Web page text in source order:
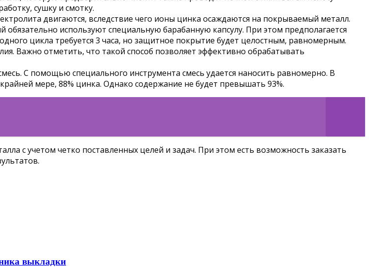
сушку и смотку.
двигаются, вследствие чего ионы цинка осаждаются на покрываемый металл.
используют специальную барабанную капсулу. При этом предполагается
цикла требуется 3 часа, но защитное покрытие будет целостным, равномерным.
Важно отметить, что такой способ позволяет эффективно обрабатывать
С помощью специального инструмента смесь удается наносить равномерно. В
мере, 88% цинка. Однако содержание не будет превышать 93%.
с учетом четко поставленных целей и задач. При этом есть возможность заказать
выкладки